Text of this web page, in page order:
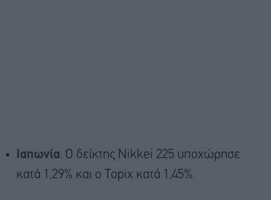
Ιαπωνία: Ο δείκτης Nikkei 225 υποχώρησε
κατά 1,29% και ο Topix κατά 1,45%.